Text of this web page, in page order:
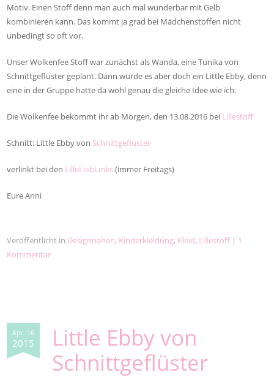
Motiv. Einen Stoff denn man auch mal wunderbar mit Gelb
kombinieren kann. Das kommt ja grad bei Mädchenstoffen nicht
unbedingt so oft vor.
Unser Wolkenfee Stoff war zunächst als Wanda, eine Tunika von
Schnittgeflüster geplant. Dann wurde es aber doch ein Little Ebby, denn
eine in der Gruppe hatte da wohl genau die gleiche Idee wie ich.
Die Wolkenfee bekommt ihr ab Morgen, den 13.08.2016 bei Lillestoff
Schnitt: Little Ebby von Schnittgeflüster
verlinkt bei den LilleLiebLinks(immer Freitags)
Eure Anni
Veröffentlicht in Designnähen, Kinderkleidung, Kleid, Lillestoff | 1
Kommentar
Apr. 16
2015
Little Ebby von
Schnittgeflüster